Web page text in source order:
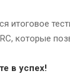
итоговое
которые
в успех!